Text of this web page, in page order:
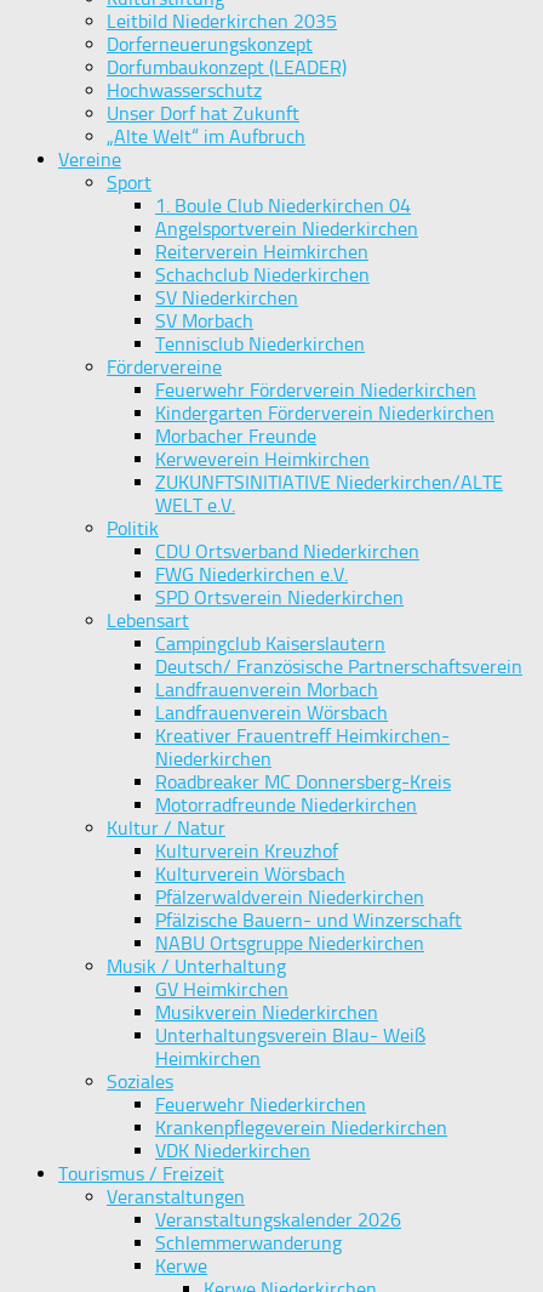
Leitbild Niederkirchen 2035
Dorferneuerungskonzept
Dorfumbaukonzept (LEADER)
Hochwasserschutz
Unser Dorf hat Zukunft
„Alte Welt“ im Aufbruch
Vereine
Sport
1. Boule Club Niederkirchen 04
Angelsportverein Niederkirchen
Reiterverein Heimkirchen
Schachclub Niederkirchen
SV Niederkirchen
SV Morbach
Tennisclub Niederkirchen
Fördervereine
Feuerwehr Förderverein Niederkirchen
Kindergarten Förderverein Niederkirchen
Morbacher Freunde
Kerweverein Heimkirchen
ZUKUNFTSINITIATIVE Niederkirchen/ALTE
WELT e.V.
Politik
CDU Ortsverband Niederkirchen
FWG Niederkirchen e.V.
SPD Ortsverein Niederkirchen
Lebensart
Campingclub Kaiserslautern
Deutsch/ Französische Partnerschaftsverein
Landfrauenverein Morbach
Landfrauenverein Wörsbach
Kreativer Frauentreff Heimkirchen-
Niederkirchen
Roadbreaker MC Donnersberg-Kreis
Motorradfreunde Niederkirchen
Kultur / Natur
Kulturverein Kreuzhof
Kulturverein Wörsbach
Pfälzerwaldverein Niederkirchen
Pfälzische Bauern- und Winzerschaft
NABU Ortsgruppe Niederkirchen
Musik / Unterhaltung
GV Heimkirchen
Musikverein Niederkirchen
Unterhaltungsverein Blau- Weiß
Heimkirchen
Soziales
Feuerwehr Niederkirchen
Krankenpflegeverein Niederkirchen
VDK Niederkirchen
Tourismus / Freizeit
Veranstaltungen
Veranstaltungskalender 2026
Schlemmerwanderung
Kerwe